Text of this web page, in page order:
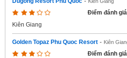
Điểm đánh
Kiên Giang
Golden Topaz Phu Quoc Resort - Kiên
Điểm đánh